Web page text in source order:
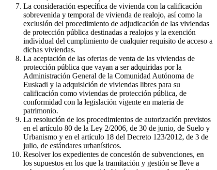
La consideración específica de vivienda con la calificación
sobrevenida y temporal de vivienda de realojo, así como la
exclusión del procedimiento de adjudicación de las viviendas
de protección pública destinadas a realojos y la exención
individual del cumplimiento de cualquier requisito de acceso a
dichas viviendas.
La aceptación de las ofertas de venta de las viviendas de
protección pública que vayan a ser adquiridas por la
Administración General de la Comunidad Autónoma de
Euskadi y la adquisición de viviendas libres para su
calificación como viviendas de protección pública, de
conformidad con la legislación vigente en materia de
patrimonio.
La resolución de los procedimientos de autorización previstos
en el artículo 80 de la Ley 2/2006, de 30 de junio, de Suelo y
Urbanismo y en el artículo 18 del Decreto 123/2012, de 3 de
julio, de estándares urbanísticos.
Resolver los expedientes de concesión de subvenciones, en
los supuestos en los que la tramitación y gestión se lleve a